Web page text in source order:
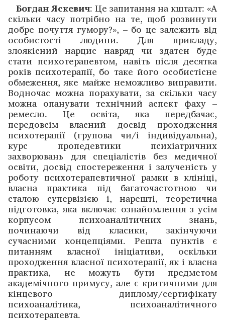
Богдан Яскевич: Це запитання на кшталт: «А
скільки часу потрібно на те, щоб розвинути
добре почуття гумору?», – бо це залежить від
особистості людини. Для прикладу,
злоякісний нарцис навряд чи здатен буде
стати психотерапевтом, навіть після десятка
років психотерапії, бо таке його особистісне
обмеження, яке майже неможливо виправити.
Водночас можна порахувати, за скільки часу
можна опанувати технічний аспект фаху –
ремесло. Це освіта, яка передбачає,
передовсім власний досвід проходження
психотерапії (групова чи/і індивідуальна),
курс пропедевтики психіатричних
захворювань для спеціалістів без медичної
освіти, досвід спостереження і залученість у
роботу психотерапевтичної рамки в клініці,
власна практика під багаточастотною чи
сталою супервізією і, нарешті, теоретична
підготовка, яка включає ознайомлення з усім
корпусом психоаналітичних знань,
починаючи від класики, закінчуючи
сучасними концепціями. Решта пунктів є
питанням власної ініціативи, оскільки
проходження власної психотерапії, як і власна
практика, не можуть бути предметом
академічного примусу, але є критичними для
кінцевого диплому/сертифікату
психоаналітика, психоаналітичного
психотерапевта.